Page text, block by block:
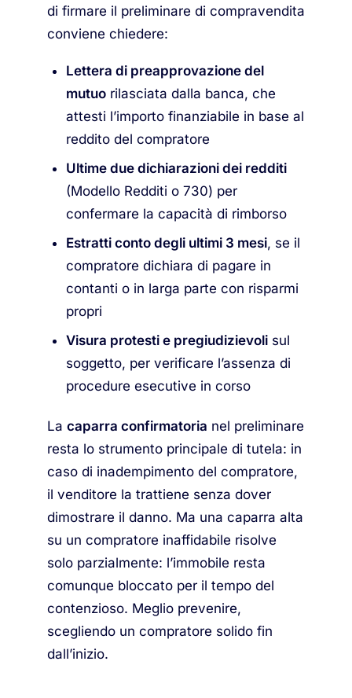
di firmare il preliminare di compravendita
conviene chiedere:
Lettera di preapprovazione del
mutuo rilasciata dalla banca, che
attesti l’importo finanziabile in base al
reddito del compratore
Ultime due dichiarazioni dei redditi
(Modello Redditi o 730) per
confermare la capacità di rimborso
Estratti conto degli ultimi 3 mesi, se il
compratore dichiara di pagare in
contanti o in larga parte con risparmi
propri
Visura protesti e pregiudizievoli sul
soggetto, per verificare l’assenza di
procedure esecutive in corso
La caparra confirmatoria nel preliminare
resta lo strumento principale di tutela: in
caso di inadempimento del compratore,
il venditore la trattiene senza dover
dimostrare il danno. Ma una caparra alta
su un compratore inaffidabile risolve
solo parzialmente: l’immobile resta
comunque bloccato per il tempo del
contenzioso. Meglio prevenire,
scegliendo un compratore solido fin
dall’inizio.